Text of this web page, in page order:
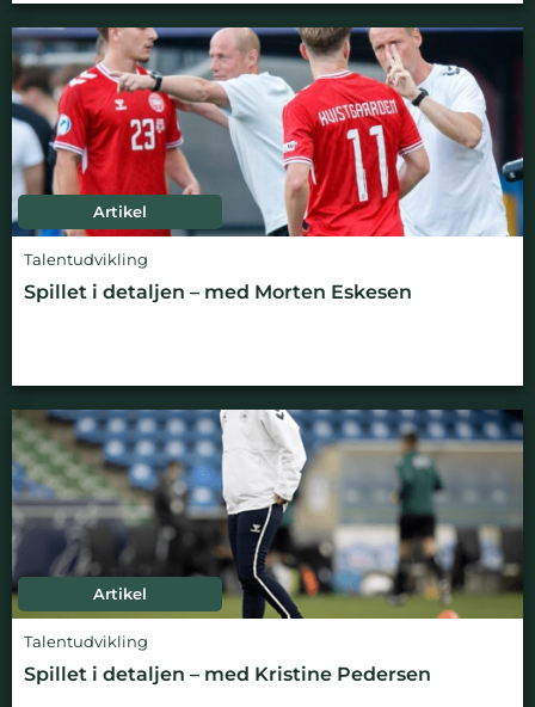
Artikel
Talentudvikling
Spillet i detaljen – med Morten Eskesen
Artikel
Talentudvikling
Spillet i detaljen – med Kristine Pedersen